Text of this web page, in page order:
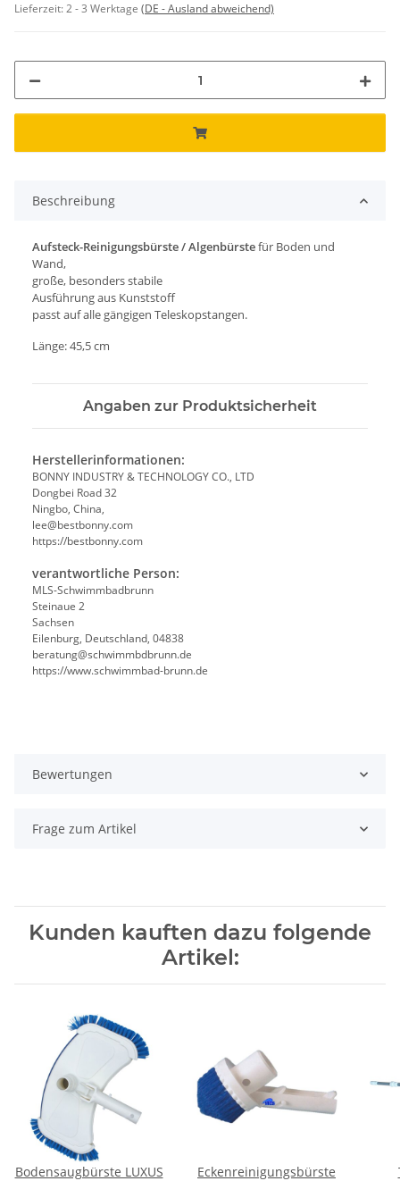
Lieferzeit:2 - 3 Werktage (DE - Ausland abweichend)
Beschreibung
Aufsteck-Reinigungsbürste / Algenbürstefür Boden und
Wand,
große, besonders stabile
Ausführung aus Kunststoff
passt auf alle gängigen Teleskopstangen.
Länge: 45,5 cm
Angaben zur Produktsicherheit
Herstellerinformationen:
BONNY INDUSTRY & TECHNOLOGY CO., LTD
Dongbei Road 32
Ningbo, China,
lee@bestbonny.com
https://bestbonny.com
verantwortliche Person:
MLS-Schwimmbadbrunn
Steinaue 2
Sachsen
Eilenburg, Deutschland, 04838
beratung@schwimmbdbrunn.de
https://www.schwimmbad-brunn.de
Bewertungen
Frage zum Artikel
Kunden kauften dazu folgende
Artikel:
Bodensaugbürste LUXUS
Eckenreinigungsbürste